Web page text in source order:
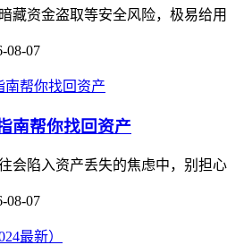
藏资金盗取等安全风险，极易
08-07
南帮你找回资产
会陷入资产丢失的焦虑中，别
08-07